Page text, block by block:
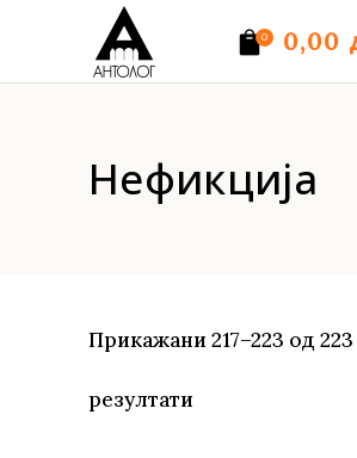
0 0,00
Нефикција
Прикажани 217–223 од 223
резултати